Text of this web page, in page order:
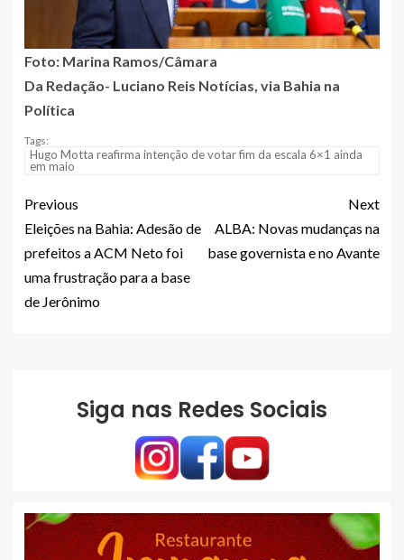
Foto: Marina Ramos/Câmara
Da Redação- Luciano Reis Notícias, via Bahia na
Política
Tags:
Hugo Motta reafirma intenção de votar fim da escala 6×1 ainda
em maio
Previous
Eleições na Bahia: Adesão de
prefeitos a ACM Neto foi
uma frustração para a base
de Jerônimo
Next
ALBA: Novas mudanças na
base governista e no Avante
Siga nas Redes Sociais